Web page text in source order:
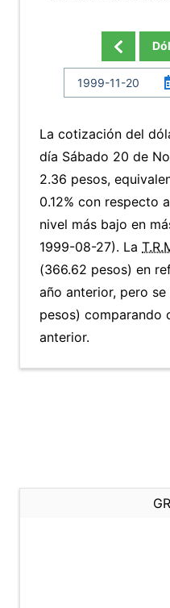
La cotización del
día Sábado 20 de
2.36 pesos,
0.12% con respecto
nivel más bajo en
1999-08-27). La
(366.62 pesos) en
año anterior, pero
pesos) comparando
anterior.